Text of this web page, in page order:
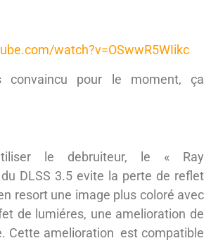
watch?v=OSwwR5WIikc
convaincu pour le moment, ça
le debruiteur, le « Ray
DLSS 3.5 evite la perte de reflet
resort une image plus coloré avec
de lumiéres, une amelioration de
Cette amelioration est compatible